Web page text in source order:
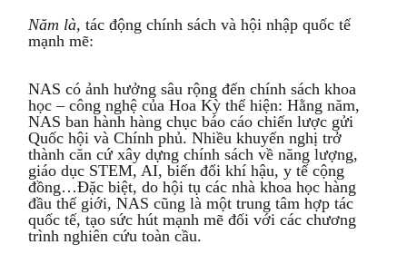
Năm là, tác động chính sách và hội nhập quốc tế
mạnh mẽ:
NAS có ảnh hưởng sâu rộng đến chính sách khoa
học – công nghệ của Hoa Kỳ thể hiện: Hằng năm,
NAS ban hành hàng chục báo cáo chiến lược gửi
Quốc hội và Chính phủ. Nhiều khuyến nghị trở
thành căn cứ xây dựng chính sách về năng lượng,
giáo dục STEM, AI, biến đổi khí hậu, y tế cộng
đồng…Đặc biệt, do hội tụ các nhà khoa học hàng
đầu thế giới, NAS cũng là một trung tâm hợp tác
quốc tế, tạo sức hút mạnh mẽ đối với các chương
trình nghiên cứu toàn cầu.